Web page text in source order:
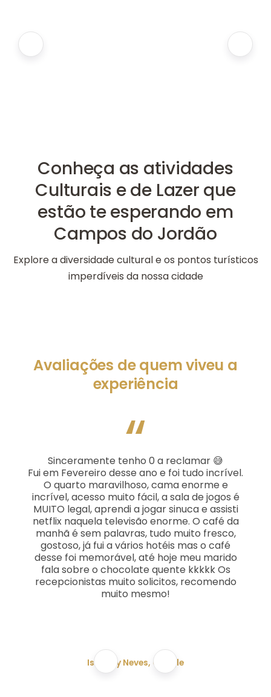
Conheça as atividades
Culturais e de Lazer que
estão te esperando em
Campos do Jordão
Explore a diversidade cultural e os pontos turísticos
imperdíveis da nossa cidade
Avaliações de quem viveu a
experiência
“
Sinceramente tenho 0 a reclamar 😅
Fui em Fevereiro desse ano e foi tudo incrível.
O quarto maravilhoso, cama enorme e
incrível, acesso muito fácil, a sala de jogos é
MUITO legal, aprendi a jogar sinuca e assisti
netflix naquela televisão enorme. O café da
manhã é sem palavras, tudo muito fresco,
gostoso, já fui a vários hotéis mas o café
desse foi memorável, até hoje meu marido
fala sobre o chocolate quente kkkkk Os
recepcionistas muito solicitos, recomendo
muito mesmo!
Isabelly Neves, Google